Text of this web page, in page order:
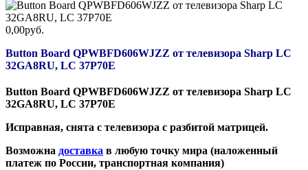
0,00руб.
Button Board QPWBFD606WJZZ от телевизора Sharp LC
32GA8RU, LC 37P70E
Button Board QPWBFD606WJZZ от телевизора Sharp LC
32GA8RU, LC 37P70E
Исправная, снята с телевизора с разбитой матрицей.
Возможна доставка в любую точку мира (наложенный
платеж по России, транспортная компания)